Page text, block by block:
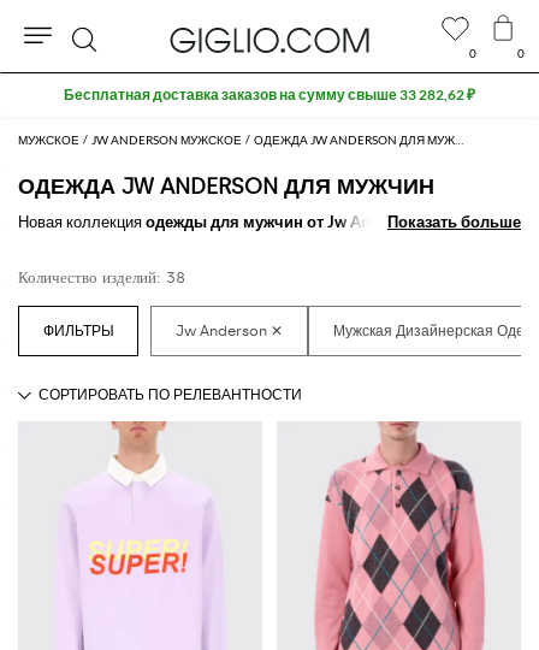
МУЖСКОЕ JW ANDERSON МУЖСКОЕ
ОДЕЖДА JW ANDERSON ДЛЯ МУЖЧИН
Новая коллекцияодежды для мужчин от Jw Andersonв нашем
образа до строгой классики, Вы обязательно найдете то, что ищите.
Узнайте больше о том, как
купить мужскую одежду от Jw Anderson
Показать больше
Показать больше
Количество изделий: 38
0 0
Поиск
Бесплатная доставка заказов на сумму свыше 33 282,62 ₽